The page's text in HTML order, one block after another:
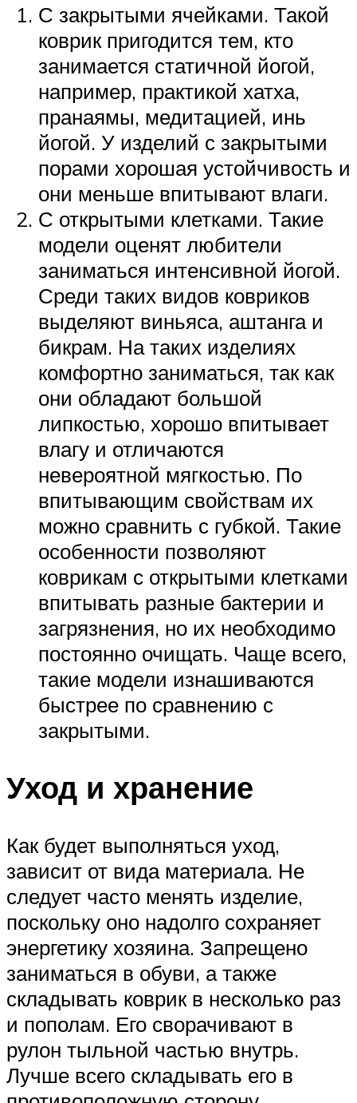
С закрытыми ячейками. Такой
коврик пригодится тем, кто
занимается статичной йогой,
например, практикой хатха,
пранаямы, медитацией, инь
йогой. У изделий с закрытыми
порами хорошая устойчивость и
они меньше впитывают влаги.
С открытыми клетками. Такие
модели оценят любители
заниматься интенсивной йогой.
Среди таких видов ковриков
выделяют виньяса, аштанга и
бикрам. На таких изделиях
комфортно заниматься, так как
они обладают большой
липкостью, хорошо впитывает
влагу и отличаются
невероятной мягкостью. По
впитывающим свойствам их
можно сравнить с губкой. Такие
особенности позволяют
коврикам с открытыми клетками
впитывать разные бактерии и
загрязнения, но их необходимо
постоянно очищать. Чаще всего,
такие модели изнашиваются
быстрее по сравнению с
закрытыми.
Уход и хранение
Как будет выполняться уход,
зависит от вида материала. Не
следует часто менять изделие,
поскольку оно надолго сохраняет
энергетику хозяина. Запрещено
заниматься в обуви, а также
складывать коврик в несколько раз
и пополам. Его сворачивают в
рулон тыльной частью внутрь.
Лучше всего складывать его в